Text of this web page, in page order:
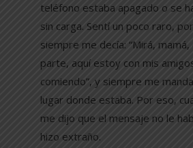
teléfono estaba apagado o se
sin carga. Sentí un poco raro,
siempre me decía: “Mirá,
parte, aquí estoy con mis
comiendo”, y siempre me
lugar donde estaba. Por eso,
me dijo que el mensaje no le
hizo extraño.